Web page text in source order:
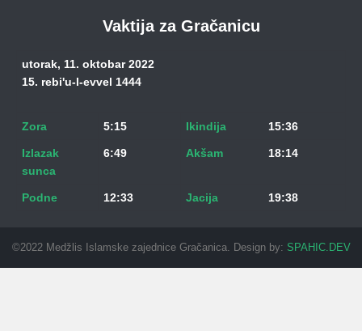
Vaktija za Gračanicu
utorak, 11. oktobar 2022
15. rebi'u-l-evvel 1444
Zora 5:15 Ikindija 15:36
Izlazak
sunca
6:49 Akšam 18:14
Podne 12:33 Jacija 19:38
©2022 Medžlis Islamske zajednice Gračanica. Design by: SPAHIC.DEV